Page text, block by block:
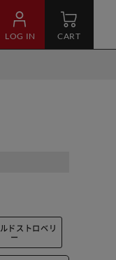
LOG IN CART
ドストロベリ
ー